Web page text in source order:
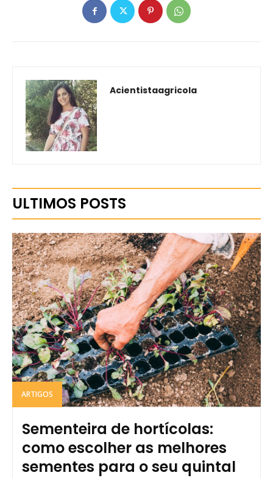
Acientistaagricola
ULTIMOS POSTS
ARTIGOS
Sementeira de hortícolas:
como escolher as melhores
sementes para o seu quintal